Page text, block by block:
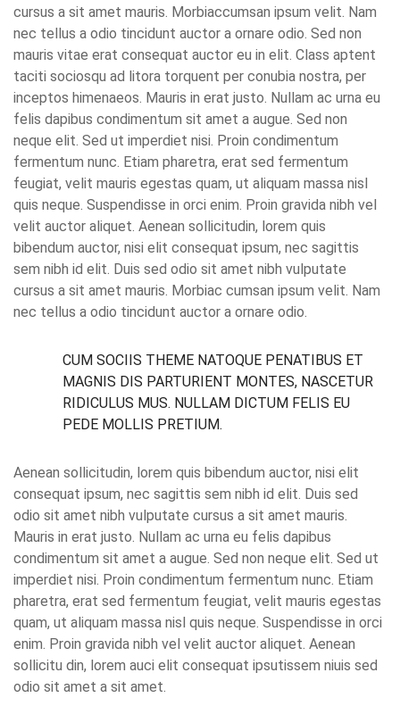
cursus a sit amet mauris. Morbiaccumsan ipsum velit. Nam
nec tellus a odio tincidunt auctor a ornare odio. Sed non
mauris vitae erat consequat auctor eu in elit. Class aptent
taciti sociosqu ad litora torquent per conubia nostra, per
inceptos himenaeos. Mauris in erat justo. Nullam ac urna eu
felis dapibus condimentum sit amet a augue. Sed non
neque elit. Sed ut imperdiet nisi. Proin condimentum
fermentum nunc. Etiam pharetra, erat sed fermentum
feugiat, velit mauris egestas quam, ut aliquam massa nisl
quis neque. Suspendisse in orci enim. Proin gravida nibh vel
velit auctor aliquet. Aenean sollicitudin, lorem quis
bibendum auctor, nisi elit consequat ipsum, nec sagittis
sem nibh id elit. Duis sed odio sit amet nibh vulputate
cursus a sit amet mauris. Morbiac cumsan ipsum velit. Nam
nec tellus a odio tincidunt auctor a ornare odio.
CUM SOCIIS THEME NATOQUE PENATIBUS ET
MAGNIS DIS PARTURIENT MONTES, NASCETUR
RIDICULUS MUS. NULLAM DICTUM FELIS EU
PEDE MOLLIS PRETIUM.
Aenean sollicitudin, lorem quis bibendum auctor, nisi elit
consequat ipsum, nec sagittis sem nibh id elit. Duis sed
odio sit amet nibh vulputate cursus a sit amet mauris.
Mauris in erat justo. Nullam ac urna eu felis dapibus
condimentum sit amet a augue. Sed non neque elit. Sed ut
imperdiet nisi. Proin condimentum fermentum nunc. Etiam
pharetra, erat sed fermentum feugiat, velit mauris egestas
quam, ut aliquam massa nisl quis neque. Suspendisse in orci
enim. Proin gravida nibh vel velit auctor aliquet. Aenean
sollicitu din, lorem auci elit consequat ipsutissem niuis sed
odio sit amet a sit amet.